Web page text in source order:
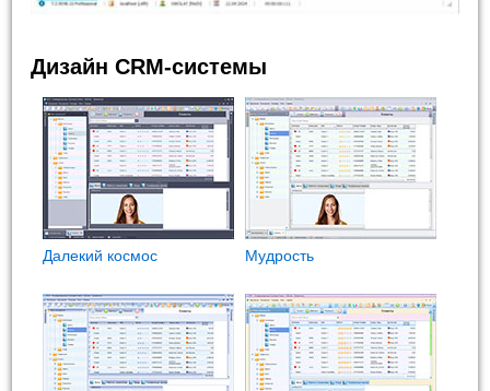
Дизайн CRM-системы
Далекий космос Мудрость